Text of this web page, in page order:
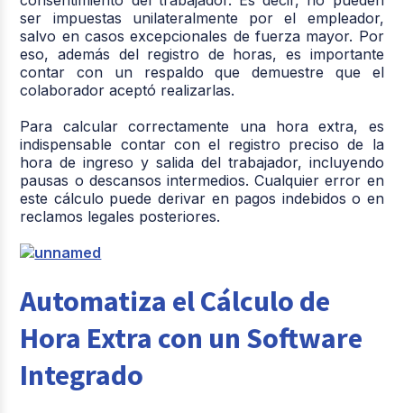
ser impuestas unilateralmente por el empleador,
salvo en casos excepcionales de fuerza mayor. Por
eso, además del registro de horas, es importante
contar con un respaldo que demuestre que el
colaborador aceptó realizarlas.
Para calcular correctamente una hora extra, es
indispensable contar con el registro preciso de la
hora de ingreso y salida del trabajador, incluyendo
pausas o descansos intermedios. Cualquier error en
este cálculo puede derivar en pagos indebidos o en
reclamos legales posteriores.
Automatiza el Cálculo de
Hora Extra con un Software
Integrado